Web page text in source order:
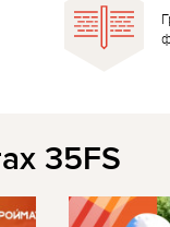
35FS